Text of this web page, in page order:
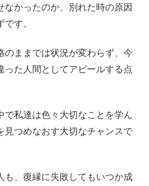
なかったのか、別れた時の原因
す。
のままでは状況が変わらず、今
った人間としてアピールする点
で私達は色々大切なことを学ん
見つめなおす大切なチャンスで
も、復縁に失敗してもいつか成